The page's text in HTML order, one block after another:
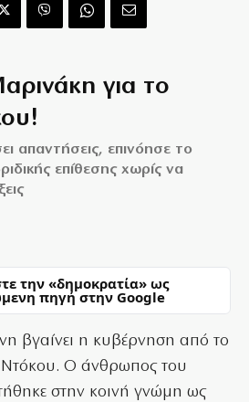
για το
απαντήσεις, επινόησε το
επίθεσης χωρίς να
την «δημοκρατία» ως
πηγή στην Google
βγαίνει η κυβέρνηση από το
Ο άνθρωπος του
στην κοινή γνώμη ως